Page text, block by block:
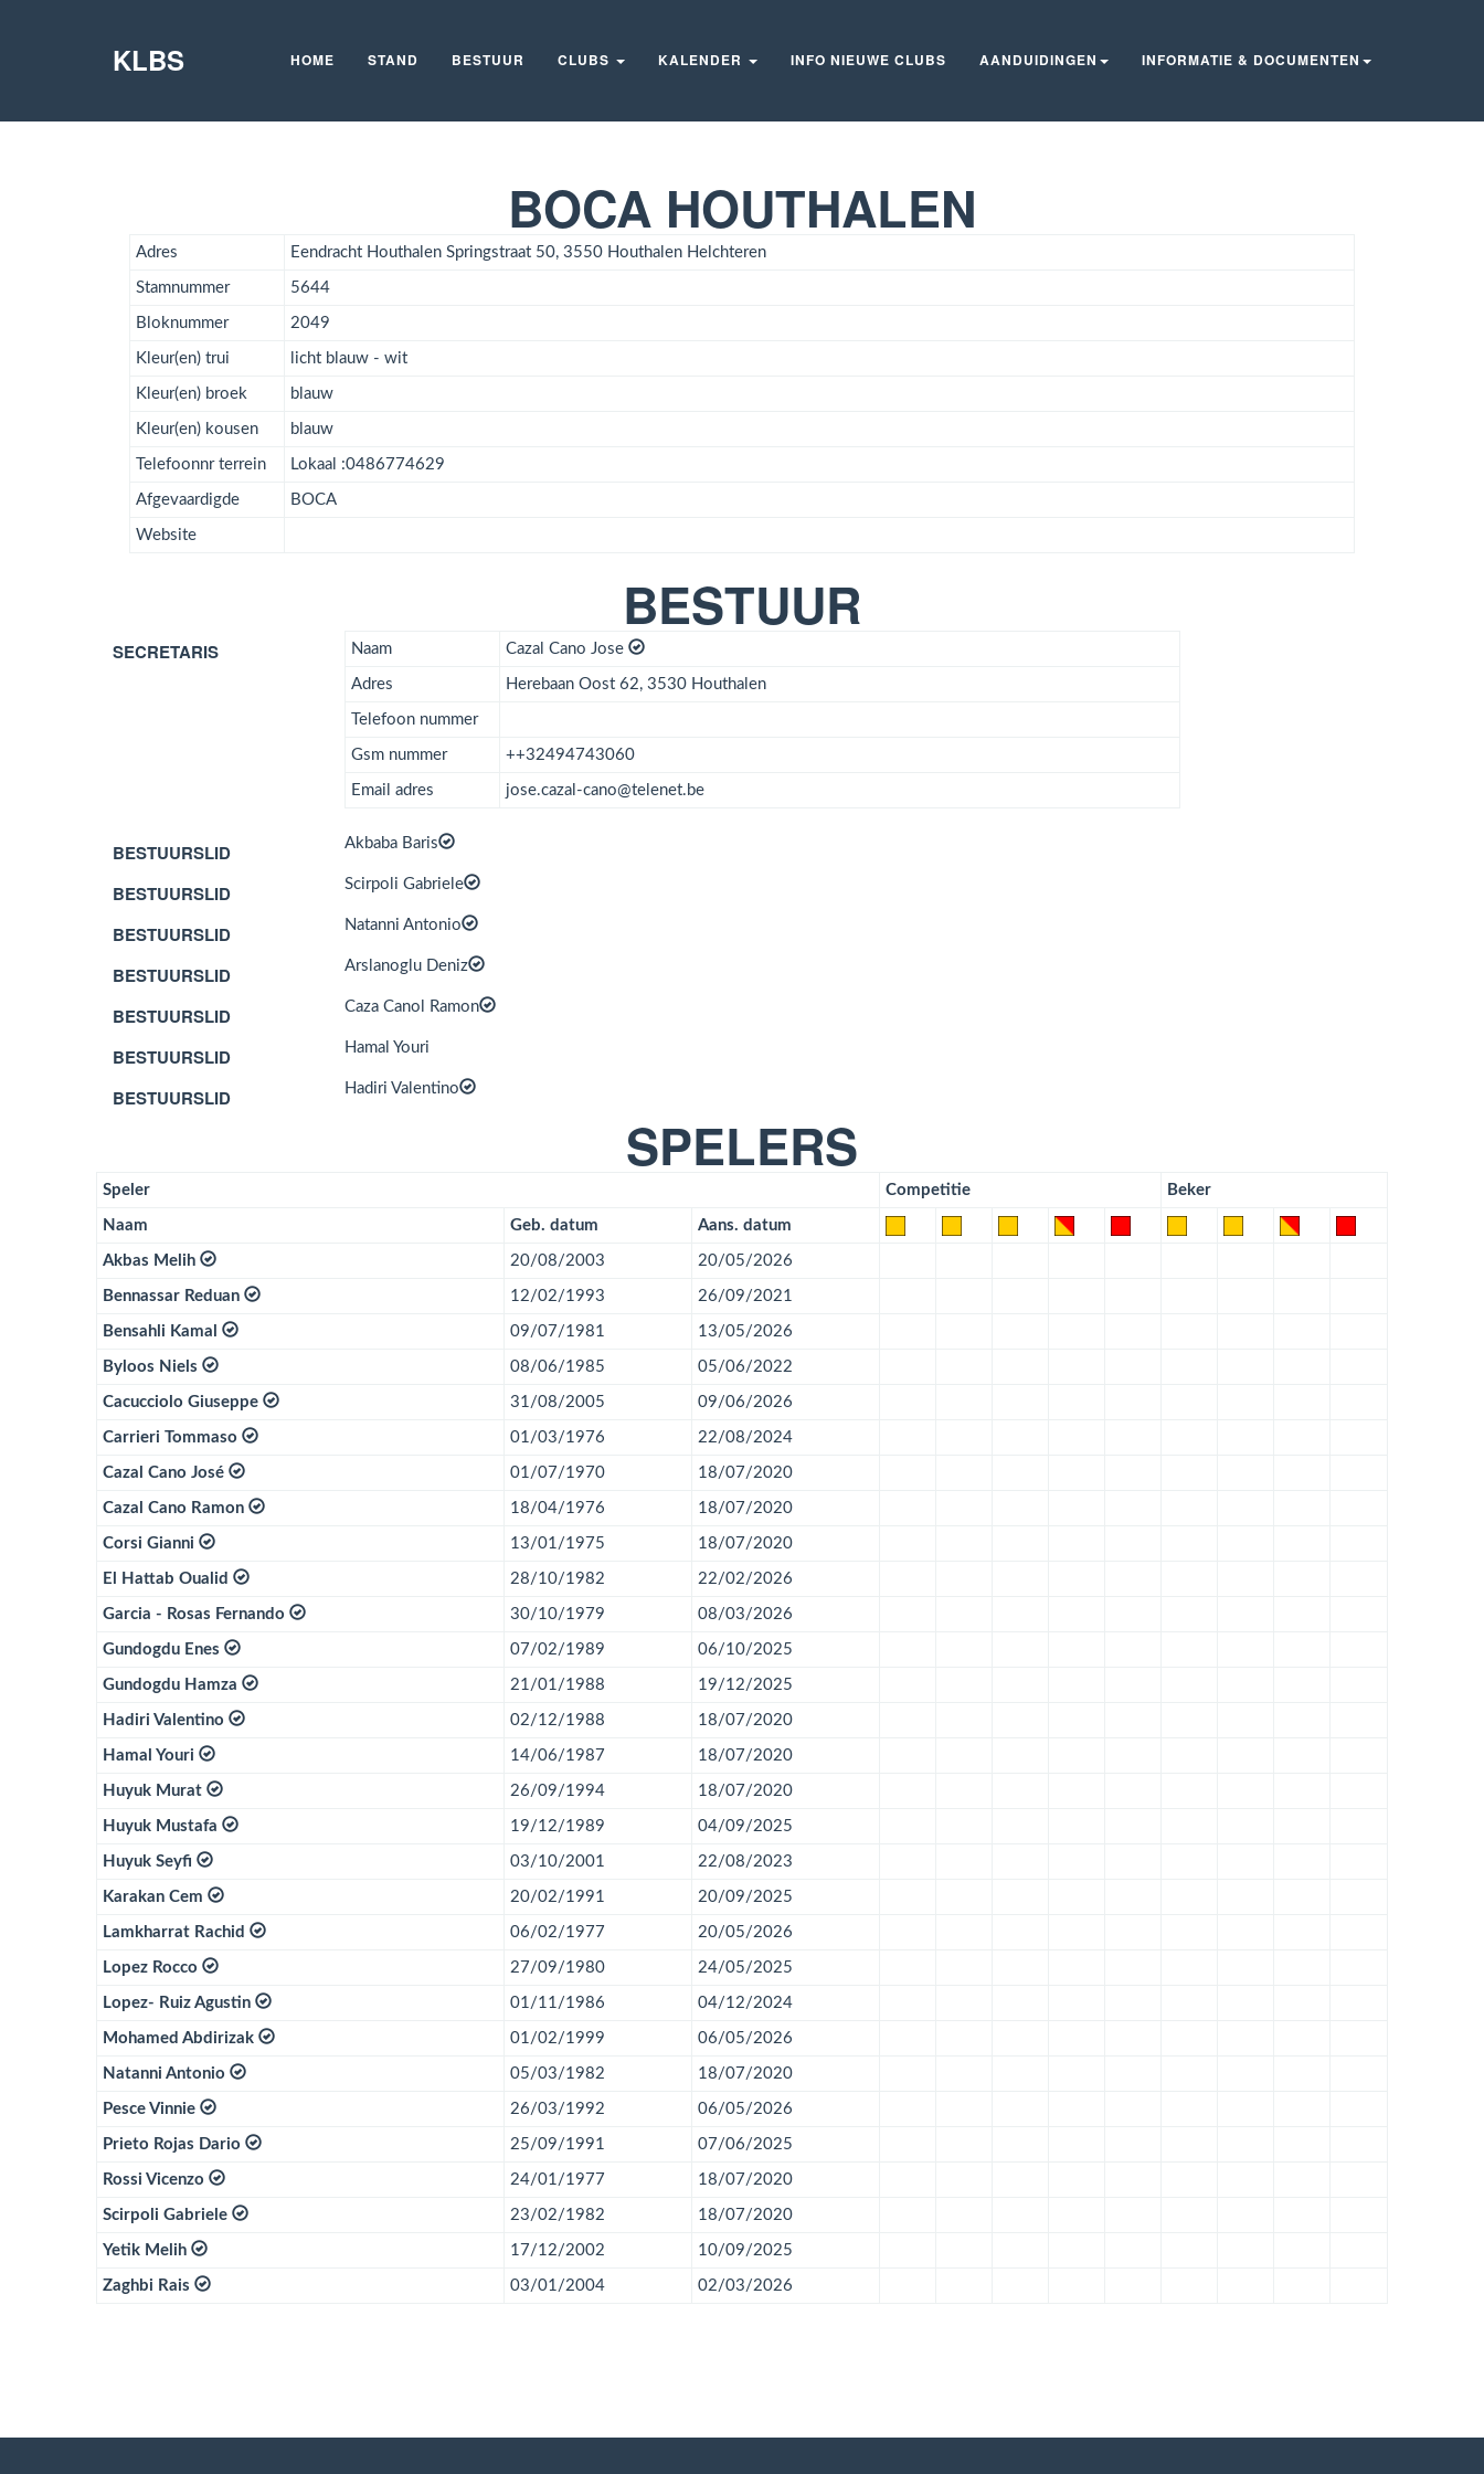
KLBS HOME STAND BESTUUR CLUBS KALENDER INFO NIEUWE CLUBS AANDUIDINGEN INFORMATIE & DOCUMENTEN
BOCA HOUTHALEN
Adres Eendracht Houthalen Springstraat 50, 3550 Houthalen Helchteren
Stamnummer 5644
Bloknummer 2049
Kleur(en) trui licht blauw - wit
Kleur(en) broek blauw
Kleur(en) kousen blauw
Telefoonnr terrein Lokaal :0486774629
Afgevaardigde BOCA
Website
BESTUUR
SECRETARIS Naam Cazal Cano Jose
Adres Herebaan Oost 62, 3530 Houthalen
Telefoon nummer
Gsm nummer ++32494743060
Email adres jose.cazal-cano@telenet.be
BESTUURSLID Akbaba Baris
BESTUURSLID Scirpoli Gabriele
BESTUURSLID Natanni Antonio
BESTUURSLID Arslanoglu Deniz
BESTUURSLID Caza Canol Ramon
BESTUURSLID Hamal Youri
BESTUURSLID Hadiri Valentino
SPELERS
Speler Competitie Beker
Naam Geb. datum Aans. datum
Akbas Melih 20/08/2003 20/05/2026
Bennassar Reduan 12/02/1993 26/09/2021
Bensahli Kamal 09/07/1981 13/05/2026
Byloos Niels 08/06/1985 05/06/2022
Cacucciolo Giuseppe 31/08/2005 09/06/2026
Carrieri Tommaso 01/03/1976 22/08/2024
Cazal Cano José 01/07/1970 18/07/2020
Cazal Cano Ramon 18/04/1976 18/07/2020
Corsi Gianni 13/01/1975 18/07/2020
El Hattab Oualid 28/10/1982 22/02/2026
Garcia - Rosas Fernando 30/10/1979 08/03/2026
Gundogdu Enes 07/02/1989 06/10/2025
Gundogdu Hamza 21/01/1988 19/12/2025
Hadiri Valentino 02/12/1988 18/07/2020
Hamal Youri 14/06/1987 18/07/2020
Huyuk Murat 26/09/1994 18/07/2020
Huyuk Mustafa 19/12/1989 04/09/2025
Huyuk Seyfi 03/10/2001 22/08/2023
Karakan Cem 20/02/1991 20/09/2025
Lamkharrat Rachid 06/02/1977 20/05/2026
Lopez Rocco 27/09/1980 24/05/2025
Lopez- Ruiz Agustin 01/11/1986 04/12/2024
Mohamed Abdirizak 01/02/1999 06/05/2026
Natanni Antonio 05/03/1982 18/07/2020
Pesce Vinnie 26/03/1992 06/05/2026
Prieto Rojas Dario 25/09/1991 07/06/2025
Rossi Vicenzo 24/01/1977 18/07/2020
Scirpoli Gabriele 23/02/1982 18/07/2020
Yetik Melih 17/12/2002 10/09/2025
Zaghbi Rais 03/01/2004 02/03/2026